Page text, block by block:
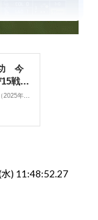
) 11:48:52.27